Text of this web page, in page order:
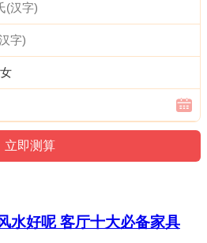
女
水好呢 客厅十大必备家具